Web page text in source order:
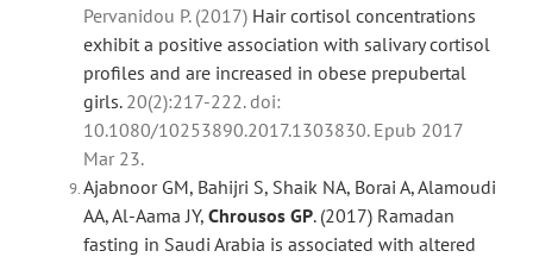
Pervanidou P. (2017) Hair cortisol concentrations
exhibit a positive association with salivary cortisol
profiles and are increased in obese prepubertal
girls.20(2):217-222. doi:
10.1080/10253890.2017.1303830. Epub 2017
Mar 23.
Ajabnoor GM, Bahijri S, Shaik NA, Borai A, Alamoudi
AA, Al-Aama JY, Chrousos GP. (2017) Ramadan
fasting in Saudi Arabia is associated with altered